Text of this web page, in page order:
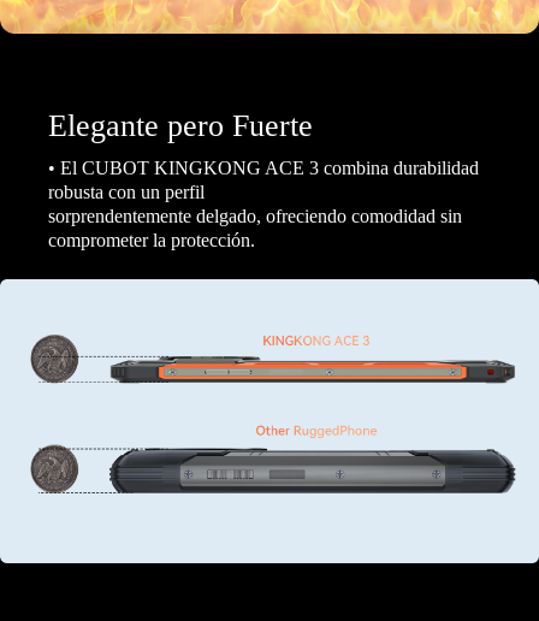
Elegante pero Fuerte
• El CUBOT KINGKONG ACE 3 combina durabilidad
robusta con un perfil
sorprendentemente delgado, ofreciendo comodidad sin
comprometer la protección.